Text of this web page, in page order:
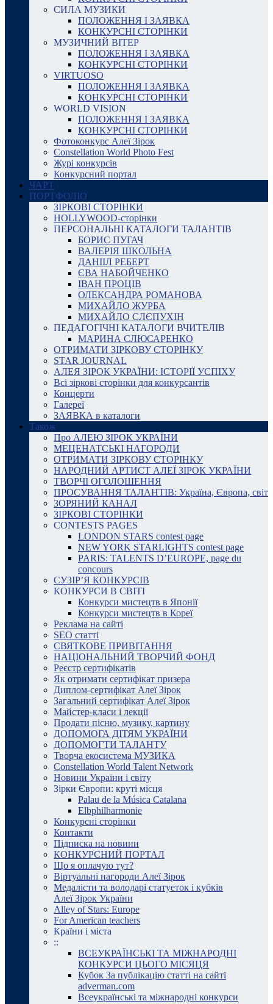
СИЛА МУЗИКИ
ПОЛОЖЕННЯ І ЗАЯВКА
КОНКУРСНІ СТОРІНКИ
МУЗИЧНИЙ ВІТЕР
ПОЛОЖЕННЯ І ЗАЯВКА
КОНКУРСНІ СТОРІНКИ
VIRTUOSO
ПОЛОЖЕННЯ І ЗАЯВКА
КОНКУРСНІ СТОРІНКИ
WORLD VISION
ПОЛОЖЕННЯ І ЗАЯВКА
КОНКУРСНІ СТОРІНКИ
Фотоконкурс Алеї Зірок
Constellation World Photo Fest
Журі конкурсів
Конкурсний портал
ЧАРТ
ПОРТФОЛІО
ЗІРКОВІ СТОРІНКИ
HOLLYWOOD-сторінки
ПЕРСОНАЛЬНІ КАТАЛОГИ ТАЛАНТІВ
БОРИС ПУГАЧ
ВАЛЕРІЯ ШКОЛЬНА
ДАНІІЛ РЕБЕРТ
ЄВА НАБОЙЧЕНКО
ІВАН ПРОЦІВ
ОЛЕКСАНДРА РОМАНОВА
МИХАЙЛО ЖУРБА
МИХАЙЛО СЛЄПУХІН
ПЕДАГОГІЧНІ КАТАЛОГИ ВЧИТЕЛІВ
МАРИНА СЛЮСАРЕНКО
ОТРИМАТИ ЗІРКОВУ СТОРІНКУ
STAR JOURNAL
АЛЕЯ ЗІРОК УКРАЇНИ: ІСТОРІЇ УСПІХУ
Всі зіркові сторінки для конкурсантів
Концерти
Галереї
ЗАЯВКА в каталоги
Також
Про АЛЕЮ ЗІРОК УКРАЇНИ
МЕЦЕНАТСЬКІ НАГОРОДИ
ОТРИМАТИ ЗІРКОВУ СТОРІНКУ
НАРОДНИЙ АРТИСТ АЛЕЇ ЗІРОК УКРАЇНИ
ТВОРЧІ ОГОЛОШЕННЯ
ПРОСУВАННЯ ТАЛАНТІВ: Україна, Європа, світ
ЗОРЯНИЙ КАНАЛ
ЗІРКОВІ СТОРІНКИ
CONTESTS PAGES
LONDON STARS contest page
NEW YORK STARLIGHTS contest page
PARIS: TALENTS D’EUROPE, page du
concours
СУЗІР’Я КОНКУРСІВ
КОНКУРСИ В СВІТІ
Конкурси мистецтв в Японії
Конкурси мистецтв в Кореї
Реклама на сайті
SEO статті
СВЯТКОВЕ ПРИВІТАННЯ
НАЦІОНАЛЬНИЙ ТВОРЧИЙ ФОНД
Реєстр сертифікатів
Як отримати сертифікат призера
Диплом-сертифікат Алеї Зірок
Загальний сертифікат Алеї Зірок
Майстер-класи і лекції
Продати пісню, музику, картину
ДОПОМОГА ДІТЯМ УКРАЇНИ
ДОПОМОГТИ ТАЛАНТУ
Творча екосистема МУЗИКА
Constellation World Talent Network
Новини України і світу
Зірки Європи: круті місця
Palau de la Música Catalana
Elbphilharmonie
Конкурсні сторінки
Контакти
Підписка на новини
КОНКУРСНИЙ ПОРТАЛ
Що я оплачую тут?
Віртуальні нагороди Алеї Зірок
Медалісти та володарі статуеток і кубків
Алеї Зірок України
Alley of Stars: Europe
For American teachers
Країни і міста
::
ВСЕУКРАЇНСЬКІ ТА МІЖНАРОДНІ
КОНКУРСИ ЦЬОГО МІСЯЦЯ
Кубок За публікацію статті на сайті
adverman.com
Всеукраїнські та міжнародні конкурси